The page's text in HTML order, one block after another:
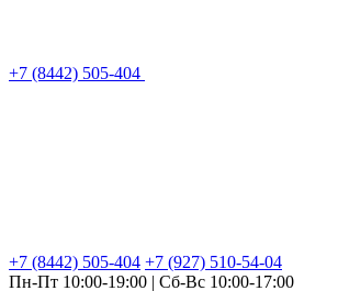
+7 (8442) 505-404
+7 (8442) 505-404 +7 (927) 510-54-04
Пн-Пт 10:00-19:00 | Сб-Вс 10:00-17:00